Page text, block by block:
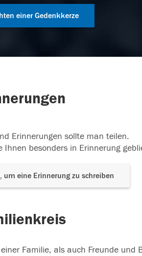
einer Gedenkkerze
Erinnerungen sollte man teilen.
Ihnen besonders in Erinnerung
um eine Erinnerung zu schreiben
Familie, als auch Freunde und